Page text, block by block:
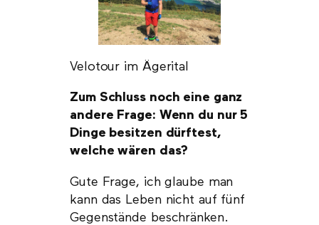
Velotour im Ägerital
Zum Schluss noch eine ganz
andere Frage: Wenn du nur 5
Dinge besitzen dürftest,
welche wären das?
Gute Frage, ich glaube man
kann das Leben nicht auf fünf
Gegenstände beschränken.